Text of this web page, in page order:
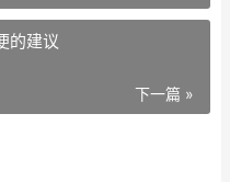
的建议
下一篇 »